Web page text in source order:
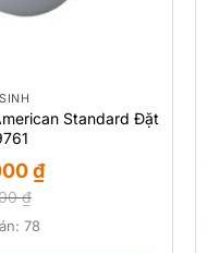
Standard Đặt
₫
₫
78